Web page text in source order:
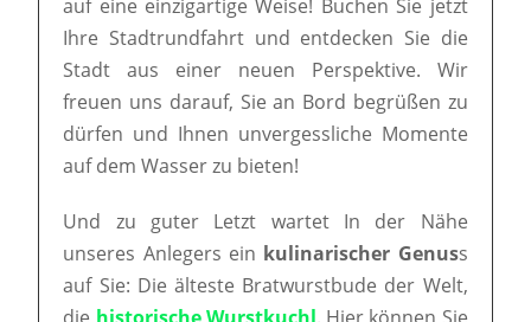
auf eine einzigartige Weise! Buchen Sie jetzt
Ihre Stadtrundfahrt und entdecken Sie die
Stadt aus einer neuen Perspektive. Wir
freuen uns darauf, Sie an Bord begrüßen zu
dürfen und Ihnen unvergessliche Momente
auf dem Wasser zu bieten!
Und zu guter Letzt wartet In der Nähe
unseres Anlegers ein kulinarischer Genuss
auf Sie: Die älteste Bratwurstbude der Welt,
die historische Wurstkuchl. Hier können Sie